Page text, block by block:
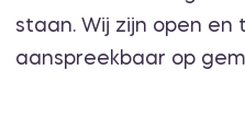
staan. Wij zijn open en
aanspreekbaar op